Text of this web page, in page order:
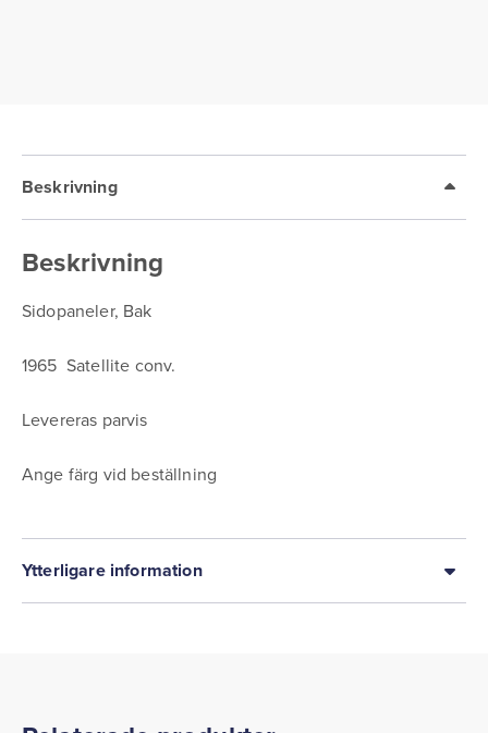
Beskrivning
Beskrivning
Sidopaneler, Bak
1965 Satellite conv.
Levereras parvis
Ange färg vid beställning
Ytterligare information